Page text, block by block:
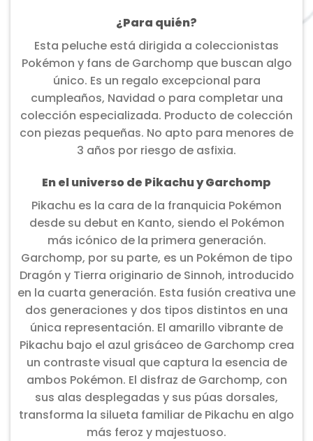
¿Para quién?
Esta peluche está dirigida a coleccionistas
Pokémon y fans de Garchomp que buscan algo
único. Es un regalo excepcional para
cumpleaños, Navidad o para completar una
colección especializada. Producto de colección
con piezas pequeñas. No apto para menores de
3 años por riesgo de asfixia.
En el universo de Pikachu y Garchomp
Pikachu es la cara de la franquicia Pokémon
desde su debut en Kanto, siendo el Pokémon
más icónico de la primera generación.
Garchomp, por su parte, es un Pokémon de tipo
Dragón y Tierra originario de Sinnoh, introducido
en la cuarta generación. Esta fusión creativa une
dos generaciones y dos tipos distintos en una
única representación. El amarillo vibrante de
Pikachu bajo el azul grisáceo de Garchomp crea
un contraste visual que captura la esencia de
ambos Pokémon. El disfraz de Garchomp, con
sus alas desplegadas y sus púas dorsales,
transforma la silueta familiar de Pikachu en algo
más feroz y majestuoso.